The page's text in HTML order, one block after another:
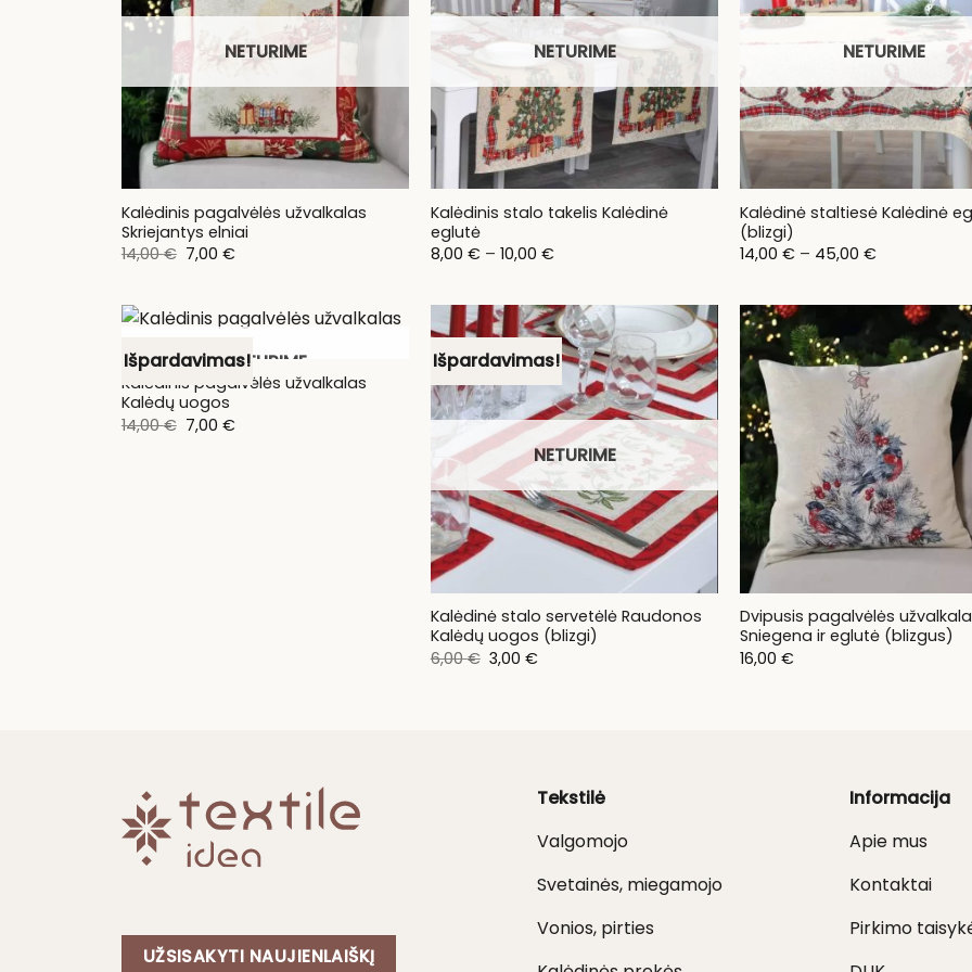
NETURIME
Kalėdinis pagalvėlės užvalkalas
Skriejantys elniai
14,00€ Original
price
7,00€Current
NETURIME
Kalėdinis stalo takelis Kalėdinė
eglutė
8,00 € – 10,00 €Price
10,00 €
NETURIME
Kalėdinė staltiesė Kalėdinė
(blizgi)
14,00 € – 45,00 €Price
45,00 €
Išpardavimas!NETURIME
Kalėdinis pagalvėlės užvalkalas
Kalėdų uogos
14,00€ Original
price
7,00€Current
Išpardavimas!
NETURIME
Kalėdinė stalo servetėlė Raudonos
Kalėdų uogos (blizgi)
6,00€ Original
price
3,00€Current
Dvipusis pagalvėlės
Sniegena ir eglutė (blizgus)
16,00 €
UŽSISAKYTI NAUJIENLAIŠKĮ
Tekstilė
Valgomojo
Svetainės, miegamojo
Vonios, pirties
Informacija
Apie mus
Kontaktai
Pirkimo